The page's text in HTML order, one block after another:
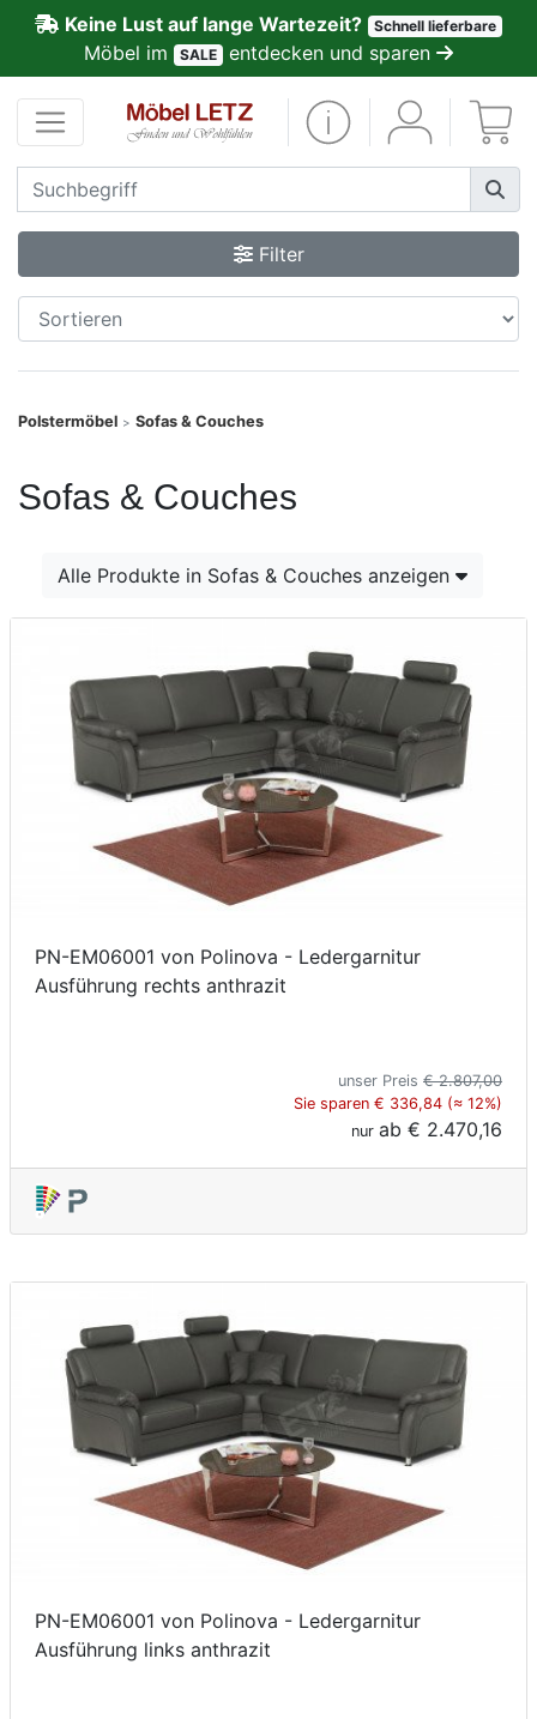
Keine Lust auf lange Wartezeit? Schnell lieferbare
Möbel im SALE entdecken und sparen
Filter
Polstermöbel > Sofas & Couches
Sofas & Couches
Alle Produkte in Sofas & Couches anzeigen
PN-EM06001 von Polinova - Ledergarnitur
Ausführung rechts anthrazit
unser Preis € 2.807,00
Sie sparen € 336,84 (≈ 12%)
nur ab € 2.470,16
PN-EM06001 von Polinova - Ledergarnitur
Ausführung links anthrazit
Kundenmeinungen
Anmelden
PREMIUM
Schnell
lieferbar
SALE
Möbel-
Markenwelt
Letz-
Deals